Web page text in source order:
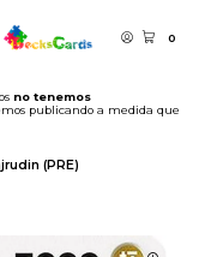
0
no tenemos
publicando a medida que
(PRE)